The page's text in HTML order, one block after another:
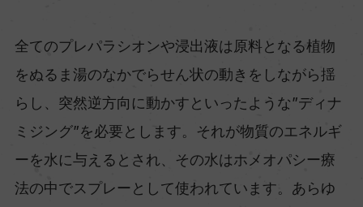
全てのプレパラシオンや浸出液は原料となる植物
をぬるま湯のなかでらせん状の動きをしながら揺
らし、突然逆方向に動かすといったような”ディナ
ミジング”を必要とします。それが物質のエネルギ
ーを水に与えるとされ、その水はホメオパシー療
法の中でスプレーとして使われています。あらゆ